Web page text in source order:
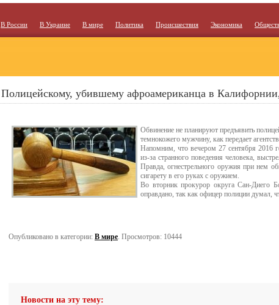
В России В Украине В мире Политика Происшествия Экономика
Полицейскому, убившему афроамериканца в
Обвинение не планируют предъявить
темнокожего мужчину, как передает
Напомним, что вечером 27 сентября 2016
из-за странного поведения человека,
Правда, огнестрельного оружия при нем
сигарету в его руках с оружием.
Во вторник прокурор округа Сан-Диего
оправдано, так как офицер полиции думал,
Опубликовано в категории: В мире. Просмотров: 10444
Новости на эту тему: